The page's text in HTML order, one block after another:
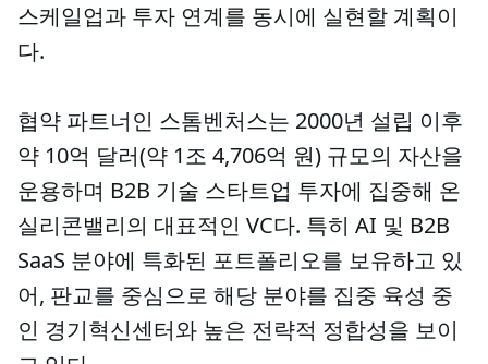
스케일업과 투자 연계를 동시에 실현할 계획이
다.
협약 파트너인 스톰벤처스는 2000년 설립 이후
약 10억 달러(약 1조 4,706억 원) 규모의 자산을
운용하며 B2B 기술 스타트업 투자에 집중해 온
실리콘밸리의 대표적인 VC다. 특히 AI 및 B2B
SaaS 분야에 특화된 포트폴리오를 보유하고 있
어, 판교를 중심으로 해당 분야를 집중 육성 중
인 경기혁신센터와 높은 전략적 정합성을 보이